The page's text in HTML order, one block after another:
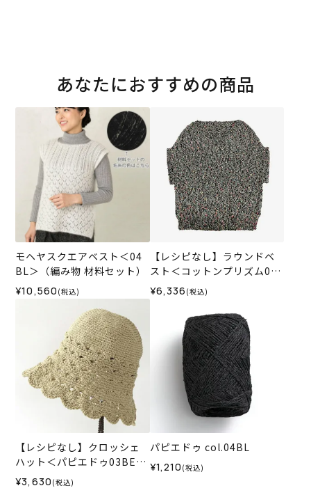
あなたにおすすめの商品
モヘヤスクエアベスト＜04
BL＞（編み物 材料セット）
¥10,560 (税込)
【レシピなし】ラウンドベ
スト＜コットンプリズム04
BL＞（編み物 材料セット）
¥6,336 (税込)
【レシピなし】クロッシェ
ハット＜パピエドゥ03BE＞
（編み物 材料セット）
¥3,630 (税込)
パピエドゥ col.04BL
¥1,210 (税込)